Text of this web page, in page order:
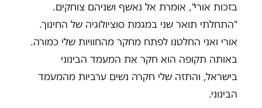
בזכות אורי", אומרת אל נאשף ושניהם צוחקים.
"התחלתי תואר שני במגמת סוציולוגיה של החינוך.
אורי ואני החלטנו לפתח מחקר מהחוויות שלי כמורה.
באותה תקופה הוא חקר את המעמד הבינוני
בישראל, והתזה שלי חקרה נשים ערביות מהמעמד
הבינוני.